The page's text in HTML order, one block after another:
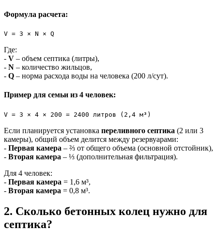
Формула расчета:
V = 3 × N × Q
Где:
- V – объем септика (литры),
- N – количество жильцов,
- Q – норма расхода воды на человека (200 л/сут).
Пример для семьи из 4 человек:
V = 3 × 4 × 200 = 2400 литров (2,4 м³)
Если планируется установка переливного септика (2 или 3
камеры), общий объем делится между резервуарами:
- Первая камера – ⅔ от общего объема (основной отстойник),
- Вторая камера – ⅓ (дополнительная фильтрация).
Для 4 человек:
- Первая камера = 1,6 м³,
- Вторая камера = 0,8 м³.
2. Сколько бетонных колец нужно для
септика?